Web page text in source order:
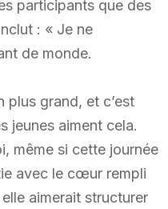
participants que des
: « Je ne
de monde.
plus grand, et c’est
jeunes aiment cela.
même si cette journée
avec le cœur rempli
aimerait structurer